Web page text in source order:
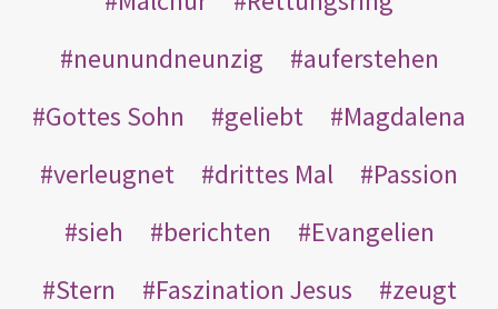
neunundneunzig
auferstehen
Gottes Sohn
geliebt
Magdalena
verleugnet
drittes Mal
Passion
sieh
berichten
Evangelien
Stern
Faszination Jesus
zeugt